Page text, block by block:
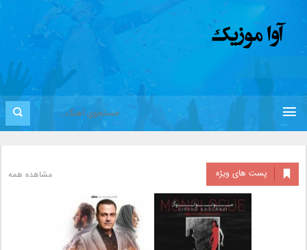
پست های ویژه مشاهده همه